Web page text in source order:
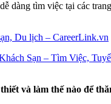
dàng tìm việc tại các
Du lịch – CareerLink.vn
Sạn – Tìm Việc,
và làm thế nào để